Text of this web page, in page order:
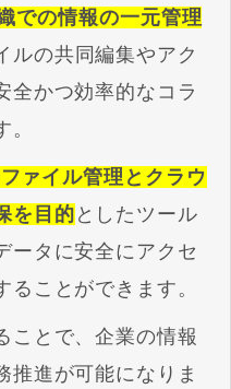
での情報の一元管理
ルの共同編集やアク
全かつ効率的なコラ
ァイル管理とクラウ
を目的 としたツール
ータに安全にアクセ
ることができます。
ことで、企業の情報
推進が可能になりま